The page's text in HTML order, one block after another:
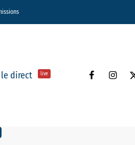
direct live